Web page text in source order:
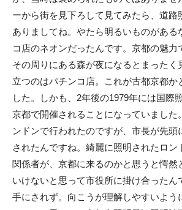
ーから街を見下ろして見てみたら、道路
ありましてね。やたら明るいものがある
コ店のネオンだったんです。京都の魅力
その周りにある森が夜になるとまったく
立つのはパチンコ店。これが古都京都か
した。しかも、2年後の1979年には国際
京都で開催されることになっていました
ンドンで行われたのですが、市長が先頭
されたんですね。綺麗に照明されたロン
関係者が、京都に来るのかと思うと愕然
いけないと思って市役所に掛け合ったん
手にされず。向こうが理解しやすいよう